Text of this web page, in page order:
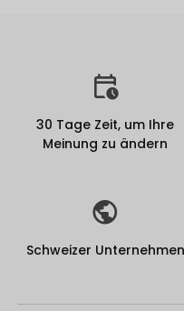
30 Tage Zeit, um Ihre
Meinung zu ändern
Schweizer Unternehmen